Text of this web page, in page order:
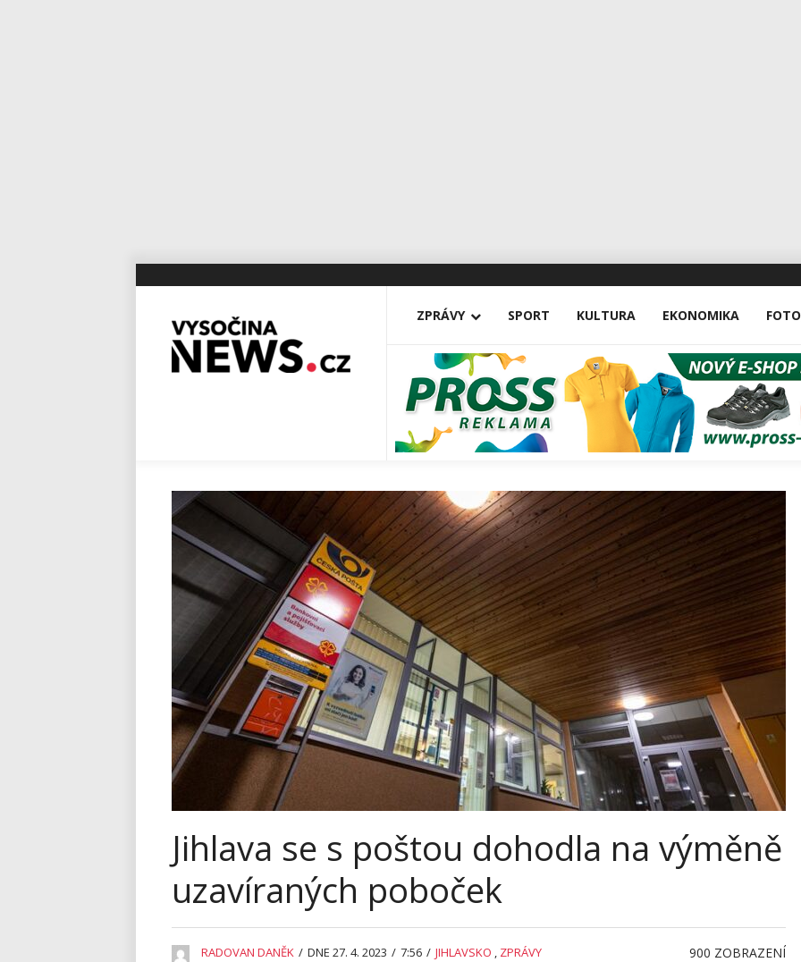
ZPRÁVY SPORT KULTURA EKONOMIKA
Jihlava se s poštou dohodla na výměně
uzavíraných poboček
RADOVAN DANĚK / DNE 27. 4. 2023 / 7:56 / JIHLAVSKO , ZPRÁVY 900 ZOBRAZENÍ